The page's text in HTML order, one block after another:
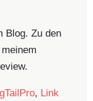
Blog. Zu den
, Link